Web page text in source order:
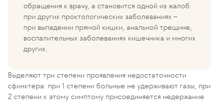
обращения к врачу, а становится одной из жалоб
при других проктологических заболеваниях –
при выпадении прямой кишки, анальной трещине,
воспалительных заболеваниях кишечника и многих
других.
Выделяют три степени проявления недостаточности
сфинктера: при 1 степени больные не удерживают газы, при
2 степени к этому симптому присоединяется недержание